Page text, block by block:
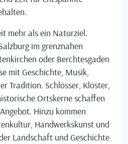
mehr als ein Naturziel.
im grenznahen
oder Berchtesgaden
mit Geschichte, Musik,
Tradition. Schlösser, Klöster,
Ortskerne schaffen
Hinzu kommen
Handwerkskunst und
Landschaft und Geschichte